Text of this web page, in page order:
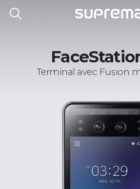
Terminal avec Fusion